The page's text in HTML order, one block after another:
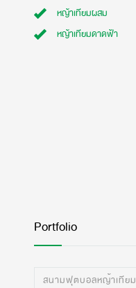
หญ้าเทียมผสม
หญ้าเทียมดาดฟ้า
Portfolio
สนามฟุตบอลหญ้าเทียม